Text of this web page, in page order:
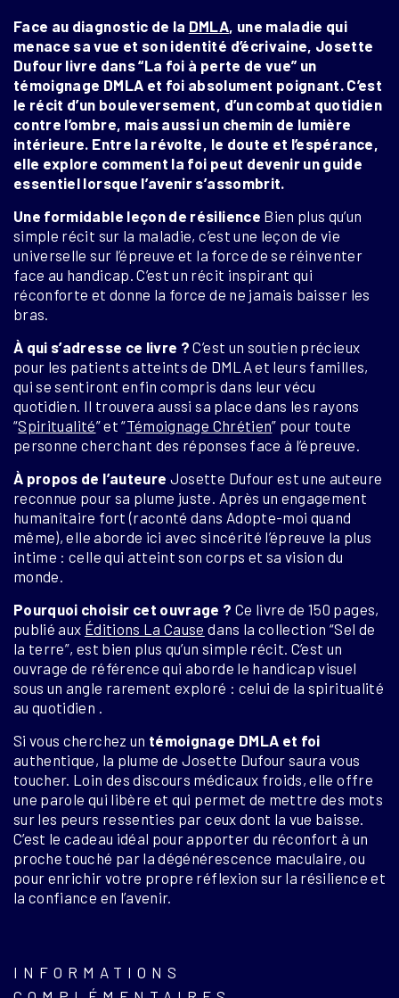
vie
bascule
avec
la
DMLA,
de
Josette
DUFOUR
Face au diagnostic de la DMLA , une maladie qui
menace sa vue et son identité d’écrivaine, Josette
Dufour livre dans “La foi à perte de vue” un
témoignage DMLA et foi absolument poignant. C’est
le récit d’un bouleversement, d’un combat quotidien
contre l’ombre, mais aussi un chemin de lumière
intérieure. Entre la révolte, le doute et l’espérance,
elle explore comment la foi peut devenir un guide
essentiel lorsque l’avenir s’assombrit.
Une formidable leçon de résilience Bien plus qu’un
simple récit sur la maladie, c’est une leçon de vie
universelle sur l’épreuve et la force de se réinventer
face au handicap .C’est un récit inspirant qui
réconforte et donne la force de ne jamais baisser les
bras
À qui s’adresse ce livre ? C’est un soutien précieux
pour les patients atteints de DMLA et leurs familles,
qui se sentiront enfin compris dans leur vécu
quotidien Il trouvera aussi sa place dans les rayons
“Spiritualité” et “Témoignage Chrétien” pour toute
personne cherchant des réponses face à l’épreuve
À propos de l’auteure Josette Dufour est une auteure
reconnue pour sa plume juste. Après un engagement
humanitaire fort (raconté dans Adopte-moi quand
même), elle aborde ici avec sincérité l’épreuve la plus
intime : celle qui atteint son corps et sa vision du
monde
Pourquoi choisir cet ouvrage ? Ce livre de 150 pages,
publié aux Éditions La Cause dans la collection “Sel de
la terre”, est bien plus qu’un simple récit. C’est un
ouvrage de référence qui aborde le handicap visuel
sous un angle rarement exploré : celui de la spiritualité
au quotidien
Si vous cherchez un témoignage DMLA et foi
authentique, la plume de Josette Dufour saura vous
toucher. Loin des discours médicaux froids, elle offre
une parole qui libère et qui permet de mettre des mots
sur les peurs ressenties par ceux dont la vue baisse.
C’est le cadeau idéal pour apporter du réconfort à un
proche touché par la dégénérescence maculaire, ou
pour enrichir votre propre réflexion sur la résilience et
la confiance en l’avenir.
INFORMATIONS